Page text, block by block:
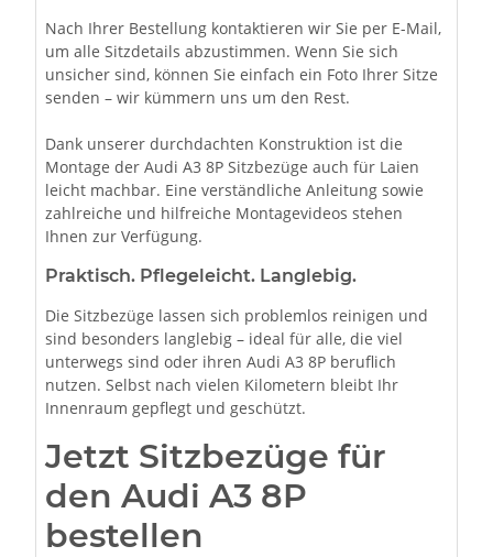
Nach Ihrer Bestellung kontaktieren wir Sie per E-Mail,
um alle Sitzdetails abzustimmen. Wenn Sie sich
unsicher sind, können Sie einfach ein Foto Ihrer Sitze
senden – wir kümmern uns um den Rest.
Dank unserer durchdachten Konstruktion ist die
Montage der Audi A3 8P Sitzbezüge auch für Laien
leicht machbar. Eine verständliche Anleitung sowie
zahlreiche und hilfreiche Montagevideos stehen
Ihnen zur Verfügung.
Praktisch. Pflegeleicht. Langlebig.
Die Sitzbezüge lassen sich problemlos reinigen und
sind besonders langlebig – ideal für alle, die viel
unterwegs sind oder ihren Audi A3 8P beruflich
nutzen. Selbst nach vielen Kilometern bleibt Ihr
Innenraum gepflegt und geschützt.
Jetzt Sitzbezüge für
den Audi A3 8P
bestellen